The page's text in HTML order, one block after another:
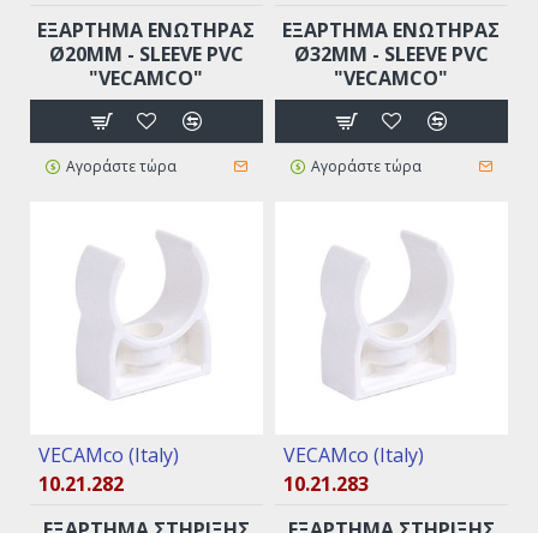
EΞAPTHMA ENΩTHPAΣ
Ø20MM - SLEEVE PVC
"VECAMCO"
Αγοράστε τώρα
EΞAPTHMA ENΩTHPAΣ
Ø32MM - SLEEVE PVC
"VECAMCO"
Αγοράστε τώρα
VECAMco (Italy)
10.21.282
VECAMco (Italy)
10.21.283